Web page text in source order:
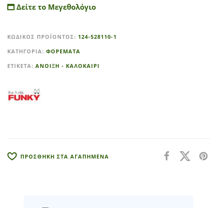
Δείτε το Μεγεθολόγιο
l
t
e
a
:
ΚΩΔΙΚΌΣ ΠΡΟΪΌΝΤΟΣ: 124-528110-1
ΚΑΤΗΓΟΡΊΑ: ΦΟΡΕΜΑΤΑ
ΕΤΙΚΈΤΑ: ΑΝΟΙΞΗ - ΚΑΛΟΚΑΙΡΙ
ΠΡΟΣΘΗΚΗ ΣΤΑ ΑΓΑΠΗΜΕΝΑ